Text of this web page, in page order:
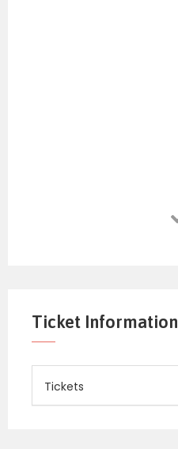
Ticket Information
Tickets